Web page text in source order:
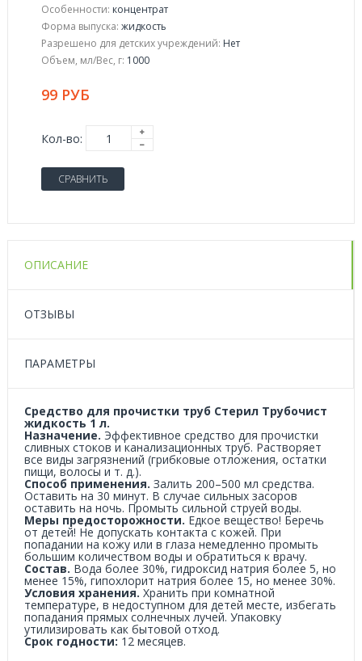
Особенности: концентрат
Форма выпуска: жидкость
Разрешено для детских учреждений: Нет
Объем, мл/Вес, г: 1000
99 РУБ
Кол-во:
СРАВНИТЬ
ОПИСАНИЕ
ОТЗЫВЫ
ПАРАМЕТРЫ
Средство для прочистки труб Стерил Трубочист
жидкость 1 л.
Назначение. Эффективное средство для прочистки
сливных стоков и канализационных труб. Растворяет
все виды загрязнений (грибковые отложения, остатки
пищи, волосы и т. д.).
Способ применения. Залить 200–500 мл средства.
Оставить на 30 минут. В случае сильных засоров
оставить на ночь. Промыть сильной струей воды.
Меры предосторожности. Едкое вещество! Беречь
от детей! Не допускать контакта с кожей. При
попадании на кожу или в глаза немедленно промыть
большим количеством воды и обратиться к врачу.
Состав. Вода более 30%, гидроксид натрия более 5, но
менее 15%, гипохлорит натрия более 15, но менее 30%.
Условия хранения. Хранить при комнатной
температуре, в недоступном для детей месте, избегать
попадания прямых солнечных лучей. Упаковку
утилизировать как бытовой отход.
Срок годности: 12 месяцев.